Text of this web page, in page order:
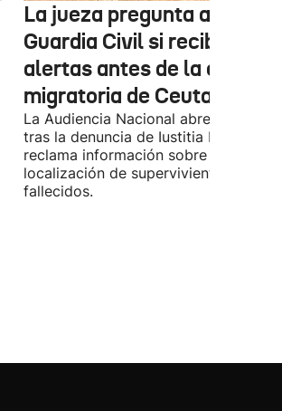
La jueza pregunta a la
Guardia Civil si recibió
alertas antes de la crisis
migratoria de Ceuta
La Audiencia Nacional abre
tras la denuncia de Iustitia Europa y
reclama información sobre la
localización de supervivientes y
fallecidos.